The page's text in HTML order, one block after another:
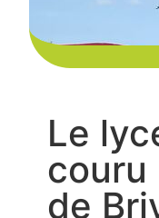
Le
couru
de